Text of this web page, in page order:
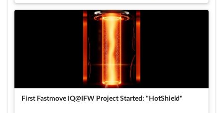
First Fastmove IQ@IFW Project Started: "HotShield"